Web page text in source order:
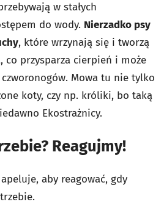
w stałych
do wody. Nierzadko psy
, które wrzynają się i tworzą
co przysparza cierpień i może
Mowa tu nie tylko
koty, czy np. króliki, bo taką
Ekostrażnicy.
Reagujmy!
aby reagować, gdy